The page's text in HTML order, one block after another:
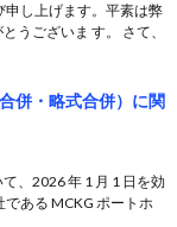
申し上げます。平素は弊
うございま す。 さて、
併・略式合併）に関
、2026 年 1 月 1 日を効
ある MCKG ポートホ